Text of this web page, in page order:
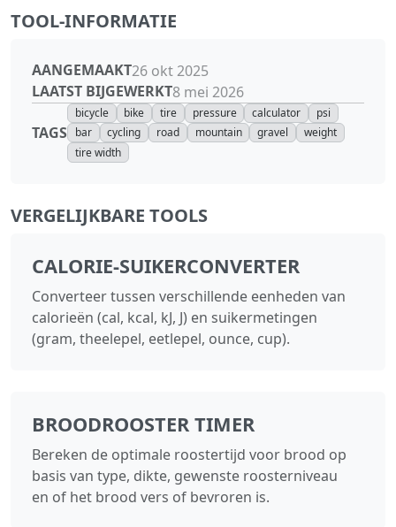
TOOL-INFORMATIE
AANGEMAAKT26 okt 2025
LAATST BIJGEWERKT8 mei 2026
TAGS
bicycle bike tire pressure calculator
psi
bar
cycling road mountain gravel
weight
tire width
VERGELIJKBARE TOOLS
CALORIE‑SUIKERCONVERTER
Converteer tussen verschillende eenheden van
calorieën (cal, kcal, kJ, J) en suikermetingen
(gram, theelepel, eetlepel, ounce, cup).
BROODROOSTER TIMER
Bereken de optimale roostertijd voor brood op
basis van type, dikte, gewenste roosterniveau
en of het brood vers of bevroren is.